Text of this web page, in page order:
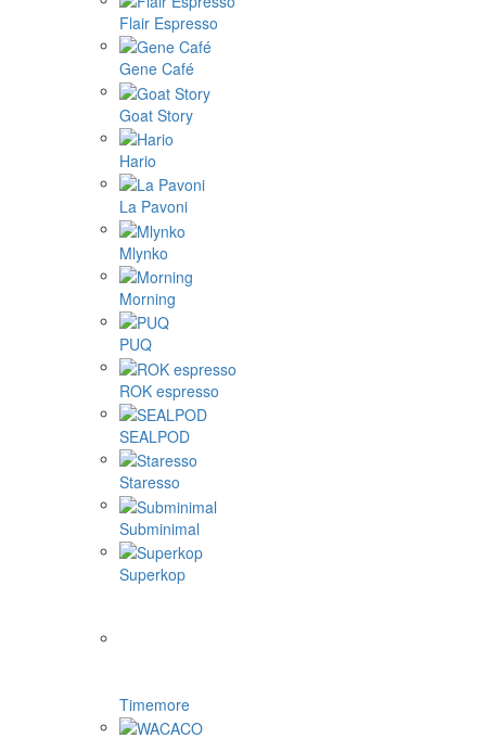
Flair Espresso
Gene Café
Goat Story
Hario
La Pavoni
Mlynko
Morning
PUQ
ROK espresso
SEALPOD
Staresso
Subminimal
Superkop
Timemore